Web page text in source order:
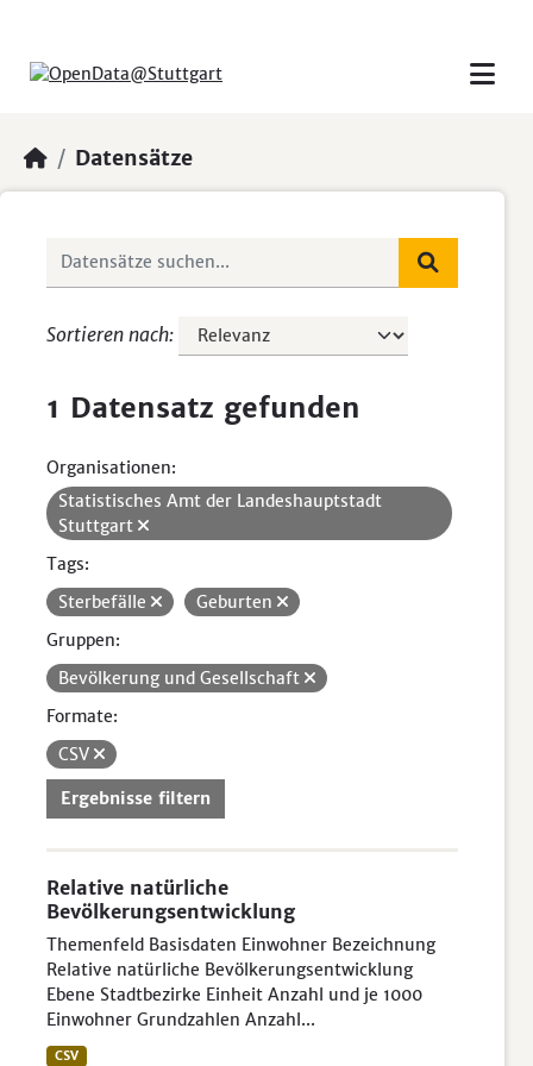
Datensätze
Sortieren nach
1 Datensatz gefunden
Organisationen:
Statistisches Amt der Landeshauptstadt
Stuttgart
Tags:
Sterbefälle
Geburten
Gruppen:
Bevölkerung und Gesellschaft
Formate:
CSV
Ergebnisse filtern
Relative natürliche
Bevölkerungsentwicklung
Themenfeld Basisdaten Einwohner Bezeichnung
Relative natürliche Bevölkerungsentwicklung
Ebene Stadtbezirke Einheit Anzahl und je 1000
Einwohner Grundzahlen Anzahl...
CSV